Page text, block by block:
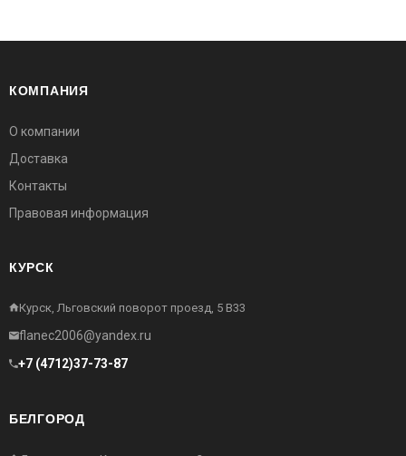
КОМПАНИЯ
О компании
Доставка
Контакты
Правовая информация
КУРСК
Курск, Льговский поворот проезд, 5 В33
flanec2006@yandex.ru
+7 (4712)37-73-87
БЕЛГОРОД